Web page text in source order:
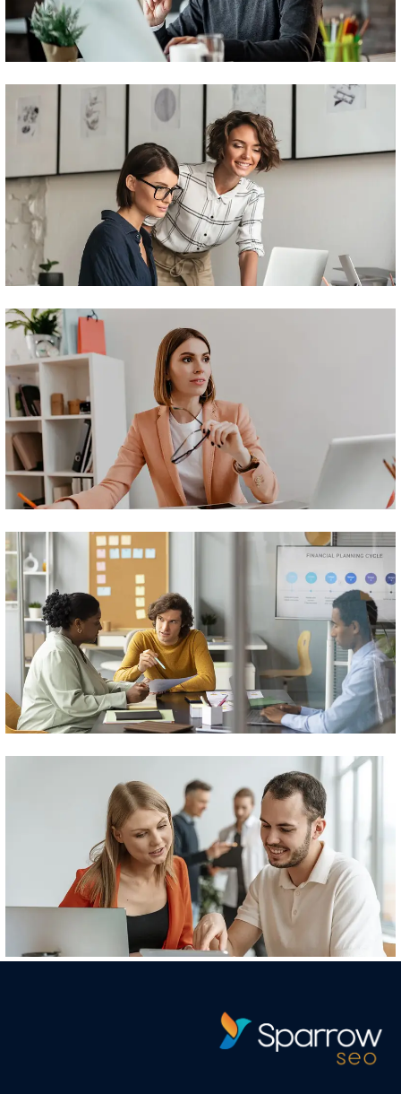
Paid Advertising
Social Media & Campaigns
Digital Marketing Channels
Keyword Research
Planning & Strategy